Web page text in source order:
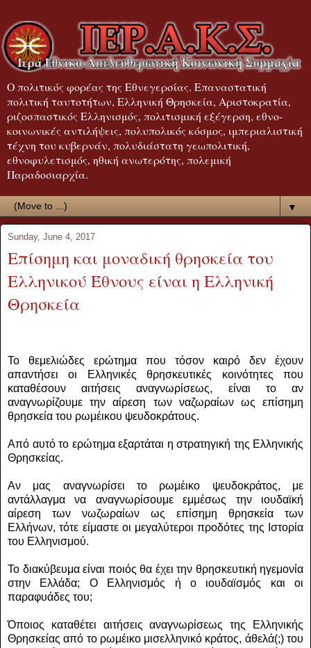
Ο πολιτικός φορέας της Εθνεγερσίας. Επαναστατική
πολιτική ταυτοτήτων, Ελληνική Θρησκεία, Αριστοκρατία,
ριζοσπαστικός Ελληνισμός, πολιτισμική εξέγερση, εθνο-
κοινωνικές αντιλήψεις, πολυπολικός κόσμος, ιμπεριαλιστική
τέχνη του κυβερνάν, πολυδιάστατη γεωπολιτική,
εθνοφυλετισμός, ηθική ανωτερότης, πολεμική
Παραδοσιαρχία.
▼
Sunday, June 4, 2017
Επίσημη και μοναδική θρησκεία του
Ελληνικού Έθνους είναι η Ελληνική
Θρησκεία
Το θεμελιώδες ερώτημα που τόσον καιρό δεν έχουν
απαντήσει οι Ελληνικές θρησκευτικές κοινότητες που
καταθέσουν αιτήσεις αναγνωρίσεως, είναι το αν
αναγνωρίζουμε την αίρεση των ναζωραίων ως επίσημη
θρησκεία του ρωμέικου ψευδοκράτους.
Από αυτό το ερώτημα εξαρτάται η στρατηγική της Ελληνικής
Θρησκείας.
Αν μας αναγνωρίσει το ρωμέικο ψευδοκράτος, με
αντάλλαγμα να αναγνωρίσουμε εμμέσως την ιουδαϊκή
αίρεση των νωζωραίων ως επίσημη θρησκεία των
Ελλήνων, τότε είμαστε οι μεγαλύτεροι προδότες της Ιστορία
του Ελληνισμού.
Το διακύβευμα είναι ποιός θα έχει την θρησκευτική ηγεμονία
στην Ελλάδα; Ο Ελληνισμός ή ο ιουδαϊσμός και οι
παραφυάδες του;
Όποιος καταθέτει αιτήσεις αναγνωρίσεως της Ελληνικής
Θρησκείας από το ρωμέικο μισελληνικό κράτος, άθελά(;) του